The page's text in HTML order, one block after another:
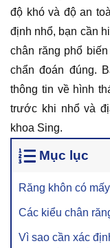
độ khó và độ an
định nhổ, bạn cần
chân răng phổ
chẩn đoán đúng.
thông tin về hình
trước khi nhổ và
khoa Sing.
Mục lục
Răng khôn có
Các kiểu chân
Vì sao cần xác